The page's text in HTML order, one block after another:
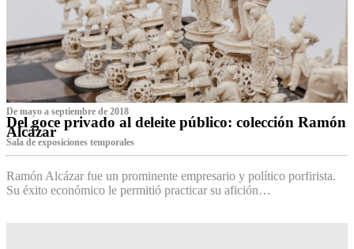
De mayo a septiembre de 2018
Del goce privado al deleite público: colección Ramón
Alcázar
Sala de exposiciones temporales
Ramón Alcázar fue un prominente empresario y político porfirista.
Su éxito económico le permitió practicar su afición…